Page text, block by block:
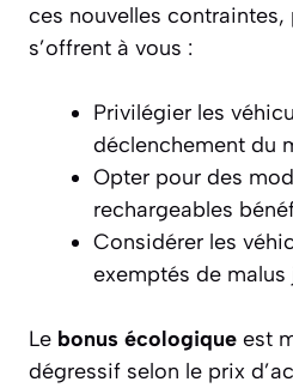
ces nouvelles
s’offrent à vous :
Privilégier les
déclenchement du
Opter pour des
rechargeables
Considérer les
exemptés de malus
Le bonus écologique est
dégressif selon le prix